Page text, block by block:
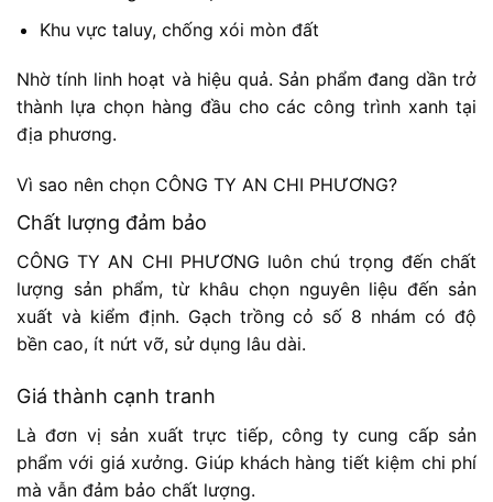
Khu vực taluy, chống xói mòn đất
Nhờ tính linh hoạt và hiệu quả. Sản phẩm đang dần trở
thành lựa chọn hàng đầu cho các công trình xanh tại
địa phương.
Vì sao nên chọn CÔNG TY AN CHI PHƯƠNG?
Chất lượng đảm bảo
CÔNG TY AN CHI PHƯƠNG luôn chú trọng đến chất
lượng sản phẩm, từ khâu chọn nguyên liệu đến sản
xuất và kiểm định. Gạch trồng cỏ số 8 nhám có độ
bền cao, ít nứt vỡ, sử dụng lâu dài.
Giá thành cạnh tranh
Là đơn vị sản xuất trực tiếp, công ty cung cấp sản
phẩm với giá xưởng. Giúp khách hàng tiết kiệm chi phí
mà vẫn đảm bảo chất lượng.